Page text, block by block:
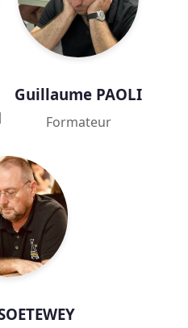
Guillaume PAOLI
Formateur